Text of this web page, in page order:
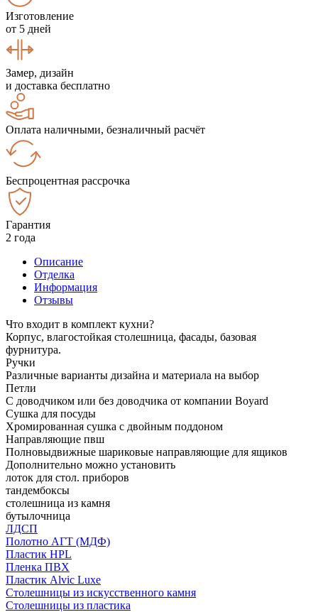
Изготовление
от 5 дней
Замер, дизайн
и доставка бесплатно
Оплата наличными, безналичный расчёт
Беспроцентная рассрочка
Гарантия
2 года
Описание
Отделка
Информация
Отзывы
Что входит в комплект кухни?
Корпус, влагостойкая столешница, фасады, базовая
фурнитура.
Ручки
Различные варианты дизайна и материала на выбор
Петли
С доводчиком или без доводчика от компании Boyard
Сушка для посуды
Хромированная сушка с двойным поддоном
Направляющие пвш
Полновыдвижные шариковые направляющие для ящиков
Дополнительно можно установить
лоток для стол. приборов
тандембоксы
столешница из камня
бутылочница
ЛДСП
Полотно АГТ (МДФ)
Пластик HPL
Пленка ПВХ
Пластик Alvic Luxe
Столешницы из искусственного камня
Столешницы из пластика